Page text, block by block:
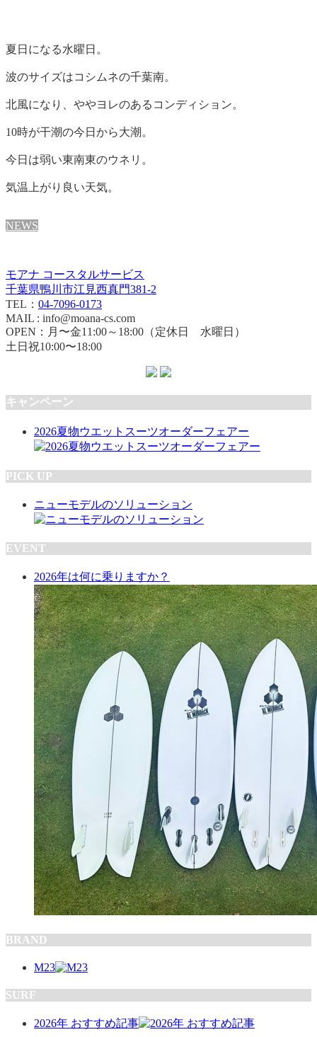
夏日になる水曜日。
波のサイズはコシムネの千葉南。
北風になり、ややヨレのあるコンディション。
10時が干潮の今日から大潮。
今日は弱い東南東のウネリ。
気温上がり良い天気。
NEWS
モアナ コースタルサービス
千葉県鴨川市江見西真門381-2
TEL： 04-7096-0173
MAIL : info@moana-cs.com
OPEN：月〜金11:00～18:00（定休日 水曜日）
土日祝10:00〜18:00
キャンペーン
2026夏物ウエットスーツオーダーフェアー
PICK UP
ニューモデルのソリューション
EVENT
2026年は何に乗りますか？
BRAND
M23
SURF
2026年 おすすめ記事